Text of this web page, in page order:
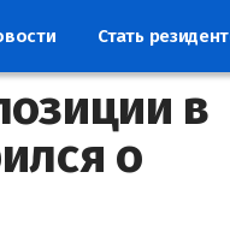
Стать
в
о